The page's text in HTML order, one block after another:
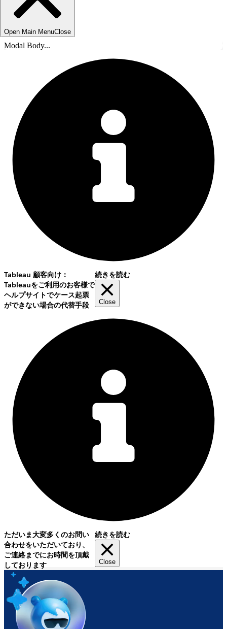
Open Main MenuClose
Modal Body...
Tableau 顧客向け：
Tableauをご利用のお客様で
ヘルプサイトでケース起票
ができない場合の代替手段
続きを読む
Close
ただいま大変多くのお問い
合わせをいただいており、
ご連絡までにお時間を頂戴
しております
続きを読む
Close